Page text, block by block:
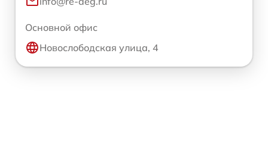
Основной офис
Новослободская улица, 4